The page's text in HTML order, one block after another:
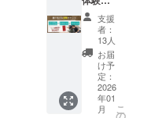
ここではそ
んな「継続
「目標達成
する人」の
割合をひっ
くり返した
ケット
(パーソ
ナル・
トレー
ニング
orピラ
ティス
orスト
レッ
支援
者：
13人
お届
け予
定：
2026
年01
月
こ